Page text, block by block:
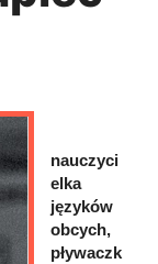
nauczyci
elka
języków
obcych,
pływaczk